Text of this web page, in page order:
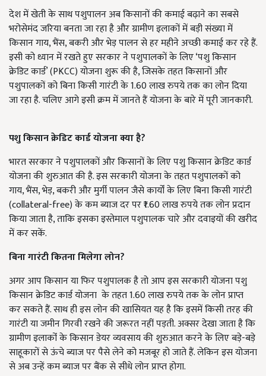
देश में खेती के साथ पशुपालन अब किसानों की कमाई बढ़ाने का सबसे
भरोसेमंद जरिया बनता जा रहा है और ग्रामीण इलाकों में बड़ी संख्या में
किसान गाय, भैंस, बकरी और भेड़ पालन से हर महीने अच्छी कमाई कर रहे हैं.
इसी को ध्यान में रखते हुए सरकार ने पशुपालकों के लिए ‘पशु किसान
क्रेडिट कार्ड’ (PKCC) योजना शुरू की है, जिसके तहत किसानों और
पशुपालकों को बिना किसी गारंटी के 1.60 लाख रुपये तक का लोन दिया
जा रहा है. चलिए आगे इसी क्रम में जानते हैं योजना के बारे में पूरी जानकारी.
पशु किसान क्रेडिट कार्ड योजना क्या है?
भारत सरकार ने पशुपालकों और किसानों के लिए पशु किसान क्रेडिट कार्ड
योजना की शुरुआत की है. इस सरकारी योजना के तहत पशुपालकों को
गाय, भैंस, भेड़, बकरी और मुर्गी पालन जैसे कार्यों के लिए बिना किसी गारंटी
(collateral-free) के कम ब्याज दर पर ₹1.60 लाख रुपये तक लोन प्रदान
किया जाता है, ताकि इसका इस्तेमाल पशुपालक चारे और दवाइयों की खरीद
में कर सकें.
बिना गारंटी कितना मिलेगा लोन?
अगर आप किसान या फिर पशुपालक है तो आप इस सरकारी योजना पशु
किसान क्रेडिट कार्ड योजना के तहत 1.60 लाख रुपये तक के लोन प्राप्त
कर सकते हैं. साथ ही इस लोन की खासियत यह है कि इसमें किसी तरह की
गारंटी या जमीन गिरवी रखने की जरूरत नहीं पड़ती. अक्सर देखा जाता है कि
ग्रामीण इलाकोंं के किसान डेयर व्यवसाय की शुरुआत करने के लिए बड़े-बड़े
साहूकारों से ऊंचे ब्याज पर पैसे लेने को मजबूर हो जाते हैं. लेकिन इस योजना
से अब उन्हें कम ब्याज पर बैंक से सीधे लोन प्राप्त होगा.